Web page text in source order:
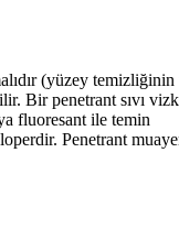
(yüzey temizliğinin
Bir penetrant sıvı
fluoresant ile temin
Penetrant